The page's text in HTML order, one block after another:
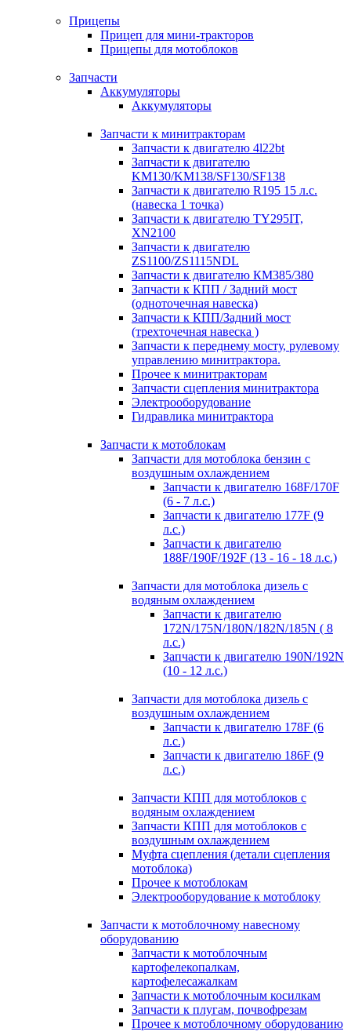
Прицепы
Прицеп для мини-тракторов
Прицепы для мотоблоков
Запчасти
Аккумуляторы
Аккумуляторы
Запчасти к минитракторам
Запчасти к двигателю 4l22bt
Запчасти к двигателю
KM130/KM138/SF130/SF138
Запчасти к двигателю R195 15 л.с.
(навеска 1 точка)
Запчасти к двигателю TY295IT,
XN2100
Запчасти к двигателю
ZS1100/ZS1115NDL
Запчасти к двигателю КМ385/380
Запчасти к КПП / Задний мост
(одноточечная навеска)
Запчасти к КПП/Задний мост
(трехточечная навеска )
Запчасти к переднему мосту, рулевому
управлению минитрактора.
Прочее к минитракторам
Запчасти сцепления минитрактора
Электрооборудование
Гидравлика минитрактора
Запчасти к мотоблокам
Запчасти для мотоблока бензин с
воздушным охлаждением
Запчасти к двигателю 168F/170F
(6 - 7 л.с.)
Запчасти к двигателю 177F (9
л.с.)
Запчасти к двигателю
188F/190F/192F (13 - 16 - 18 л.с.)
Запчасти для мотоблока дизель с
водяным охлаждением
Запчасти к двигателю
172N/175N/180N/182N/185N ( 8
л.с.)
Запчасти к двигателю 190N/192N
(10 - 12 л.с.)
Запчасти для мотоблока дизель с
воздушным охлаждением
Запчасти к двигателю 178F (6
л.с.)
Запчасти к двигателю 186F (9
л.с.)
Запчасти КПП для мотоблоков с
водяным охлаждением
Запчасти КПП для мотоблоков с
воздушным охлаждением
Муфта сцепления (детали сцепления
мотоблока)
Прочее к мотоблокам
Электрооборудование к мотоблоку
Запчасти к мотоблочному навесному
оборудованию
Запчасти к мотоблочным
картофелекопалкам,
картофелесажалкам
Запчасти к мотоблочным косилкам
Запчасти к плугам, почвофрезам
Прочее к мотоблочному оборудованию